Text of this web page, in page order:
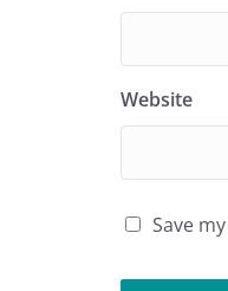
Website
Save